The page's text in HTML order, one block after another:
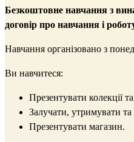
Безкоштовне навчання з
договір про навчання і
Навчання організовано з
Ви навчитеся:
Презентувати колекції
Залучати, утримувати та
Презентувати магазин.